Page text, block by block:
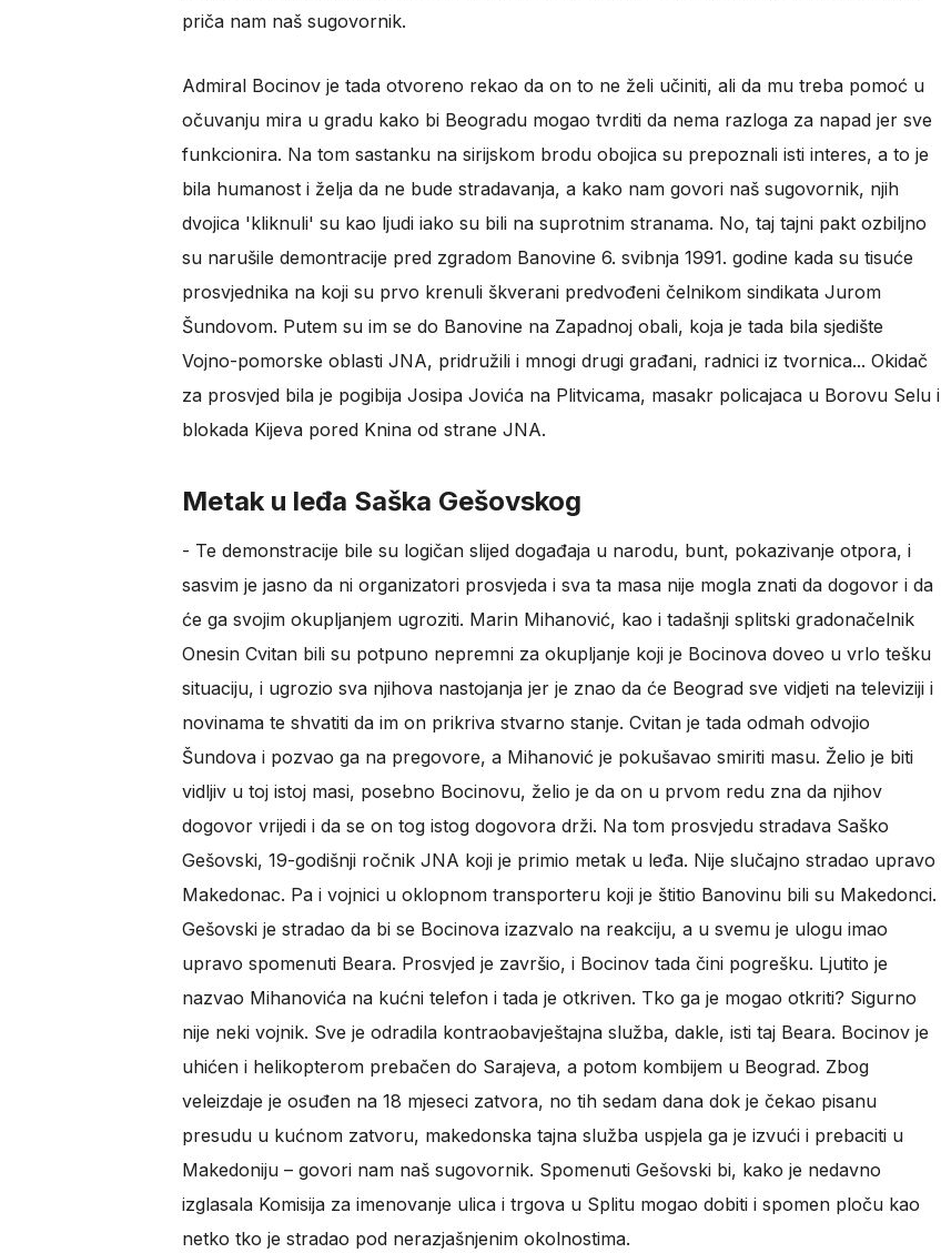
priča nam naš sugovornik.
Admiral Bocinov je tada otvoreno rekao da on to ne želi učiniti, ali da mu treba pomoć u
očuvanju mira u gradu kako bi Beogradu mogao tvrditi da nema razloga za napad jer sve
funkcionira. Na tom sastanku na sirijskom brodu obojica su prepoznali isti interes, a to je
bila humanost i želja da ne bude stradavanja, a kako nam govori naš sugovornik, njih
dvojica 'kliknuli' su kao ljudi iako su bili na suprotnim stranama. No, taj tajni pakt ozbiljno
su narušile demontracije pred zgradom Banovine 6. svibnja 1991. godine kada su tisuće
prosvjednika na koji su prvo krenuli škverani predvođeni čelnikom sindikata Jurom
Šundovom. Putem su im se do Banovine na Zapadnoj obali, koja je tada bila sjedište
Vojno-pomorske oblasti JNA, pridružili i mnogi drugi građani, radnici iz tvornica... Okidač
za prosvjed bila je pogibija Josipa Jovića na Plitvicama, masakr policajaca u Borovu Selu i
blokada Kijeva pored Knina od strane JNA.
Metak u leđa Saška Gešovskog
- Te demonstracije bile su logičan slijed događaja u narodu, bunt, pokazivanje otpora, i
sasvim je jasno da ni organizatori prosvjeda i sva ta masa nije mogla znati da dogovor i da
će ga svojim okupljanjem ugroziti. Marin Mihanović, kao i tadašnji splitski gradonačelnik
Onesin Cvitan bili su potpuno nepremni za okupljanje koji je Bocinova doveo u vrlo tešku
situaciju, i ugrozio sva njihova nastojanja jer je znao da će Beograd sve vidjeti na televiziji i
novinama te shvatiti da im on prikriva stvarno stanje. Cvitan je tada odmah odvojio
Šundova i pozvao ga na pregovore, a Mihanović je pokušavao smiriti masu. Želio je biti
vidljiv u toj istoj masi, posebno Bocinovu, želio je da on u prvom redu zna da njihov
dogovor vrijedi i da se on tog istog dogovora drži. Na tom prosvjedu stradava Saško
Gešovski, 19-godišnji ročnik JNA koji je primio metak u leđa. Nije slučajno stradao upravo
Makedonac. Pa i vojnici u oklopnom transporteru koji je štitio Banovinu bili su Makedonci.
Gešovski je stradao da bi se Bocinova izazvalo na reakciju, a u svemu je ulogu imao
upravo spomenuti Beara. Prosvjed je završio, i Bocinov tada čini pogrešku. Ljutito je
nazvao Mihanovića na kućni telefon i tada je otkriven. Tko ga je mogao otkriti? Sigurno
nije neki vojnik. Sve je odradila kontraobavještajna služba, dakle, isti taj Beara. Bocinov je
uhićen i helikopterom prebačen do Sarajeva, a potom kombijem u Beograd. Zbog
veleizdaje je osuđen na 18 mjeseci zatvora, no tih sedam dana dok je čekao pisanu
presudu u kućnom zatvoru, makedonska tajna služba uspjela ga je izvući i prebaciti u
Makedoniju – govori nam naš sugovornik. Spomenuti Gešovski bi, kako je nedavno
izglasala Komisija za imenovanje ulica i trgova u Splitu mogao dobiti i spomen ploču kao
netko tko je stradao pod nerazjašnjenim okolnostima.